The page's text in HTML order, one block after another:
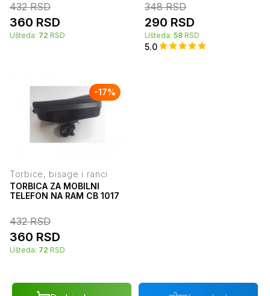
432 RSD
360 RSD
Ušteda: 72 RSD
5.0
348 RSD
290 RSD
Ušteda: 58 RSD
-17%
Torbice, bisage i ranci
TORBICA ZA MOBILNI
TELEFON NA RAM CB 1017
432 RSD
360 RSD
Ušteda: 72 RSD